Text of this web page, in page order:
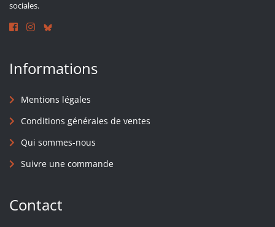
sociales.
Informations
Mentions légales
Conditions générales de ventes
Qui sommes-nous
Suivre une commande
Contact